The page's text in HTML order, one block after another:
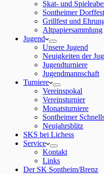
Skat- und
Sontheimer
Grillfest und
Altpapiersammlung
Jugend
Unsere Jugend
Neuigkeiten der
Jugendturniere
Jugendmannschaft
Turniere
Vereinspokal
Vereinsturnier
Monatsturniere
Sontheimer
Neujahrsblitz
SKS bei Lichess
Service
Kontakt
Links
Der SK Sontheim/Brenz